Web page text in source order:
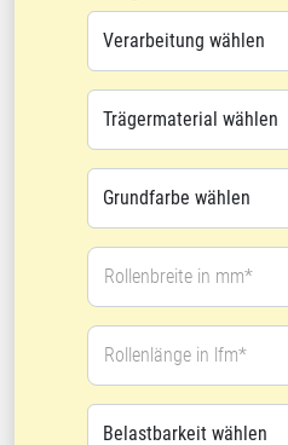
Rollenbreite in mm*
Rollenlänge in lfm*